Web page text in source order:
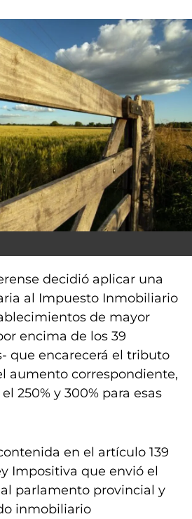
decidió aplicar una
al Impuesto Inmobiliario
de mayor
encima de los 39
que encarecerá el tributo
aumento correspondiente,
250% y 300% para esas
en el artículo 139
Impositiva que envió el
parlamento provincial y
inmobiliario